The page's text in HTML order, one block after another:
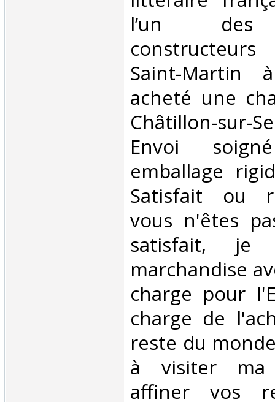
l’un des
Saint-Martin
acheté une
Châtillon-sur-
Envoi
emballage
Satisfait ou
vous n'êtes
satisfait, je
marchandise
charge pour
charge de
reste du
à visiter ma
affiner vos